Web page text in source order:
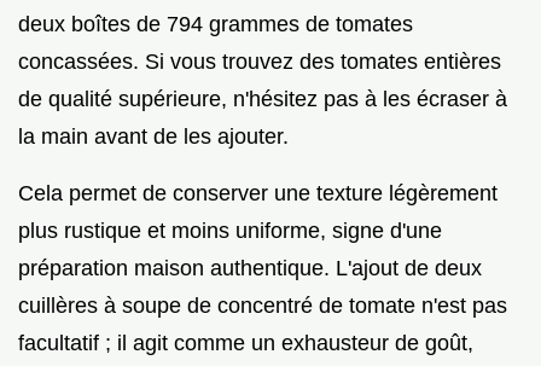
deux boîtes de 794 grammes de tomates
concassées. Si vous trouvez des tomates entières
de qualité supérieure, n'hésitez pas à les écraser à
la main avant de les ajouter.
Cela permet de conserver une texture légèrement
plus rustique et moins uniforme, signe d'une
préparation maison authentique. L'ajout de deux
cuillères à soupe de concentré de tomate n'est pas
facultatif ; il agit comme un exhausteur de goût,